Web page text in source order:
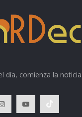
día, comienza la noticia.